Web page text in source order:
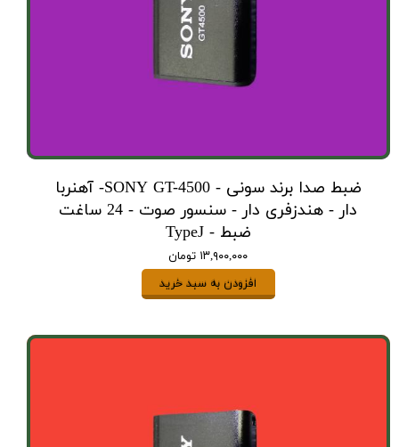
ضبط صدا برند سونی - SONY GT-4500- آهنربا
دار - هندزفری دار - سنسور صوت - 24 ساغت
ضبط - TypeJ
۱۳,۹۰۰,۰۰۰ تومان
افزودن به سبد خرید